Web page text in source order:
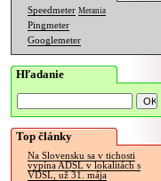
Speedmeter Merania
Pingmeter
Googlemeter
Hľadanie
Top články
Na Slovensku sa v tichosti
vypína ADSL v lokalitách s
VDSL, už 31. mája